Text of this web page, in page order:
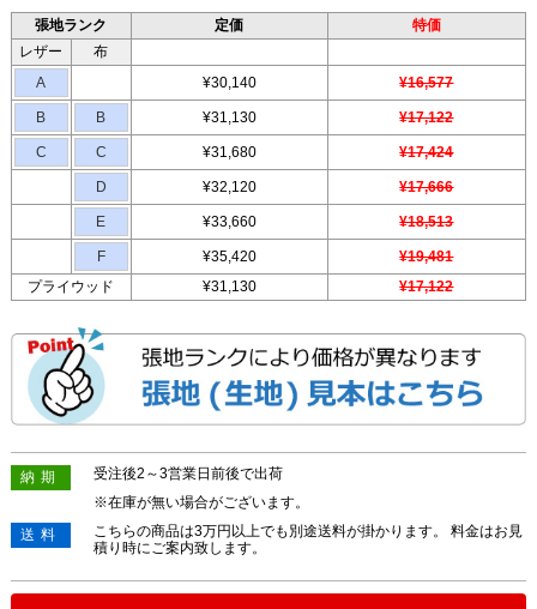
張地ランク 定価
特価
レザー
布
A
¥30,140 ¥16,577
B B ¥31,130 ¥17,122
C C ¥31,680 ¥17,424
D ¥32,120 ¥17,666
E ¥33,660 ¥18,513
F ¥35,420
¥19,481
プライウッド
¥31,130 ¥17,122
納期
受注後2～3営業日前後で出荷
※在庫が無い場合がございます。
送料
こちらの商品は3万円以上でも別途送料が掛かります。 料金はお見
積り時にご案内致します。